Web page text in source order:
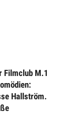
Filmclub M.1
Hallström.